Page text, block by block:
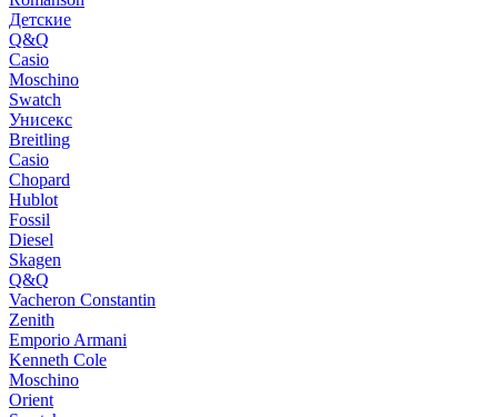
Детские
Q&Q
Casio
Moschino
Swatch
Унисекс
Breitling
Casio
Chopard
Hublot
Fossil
Diesel
Skagen
Q&Q
Vacheron Constantin
Zenith
Emporio Armani
Kenneth Cole
Moschino
Orient